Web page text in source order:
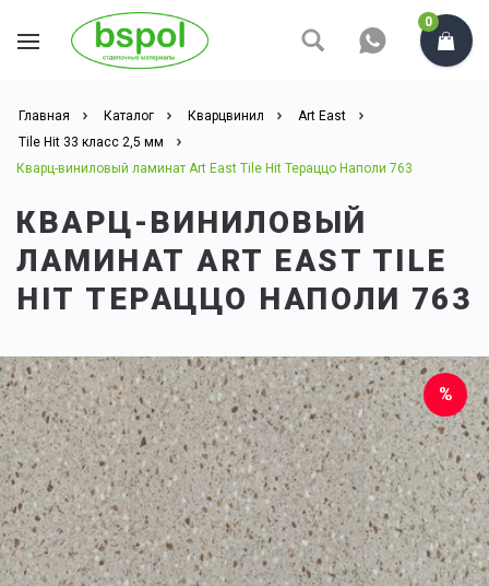
0
Главная Каталог Кварцвинил
Art East
Tile Hit 33 класс 2,5 мм
Кварц-виниловый ламинат Art East Tile Hit Тераццо Наполи 763
КВАРЦ-ВИНИЛОВЫЙ
ЛАМИНАТ ART EAST TILE
HIT ТЕРАЦЦО НАПОЛИ 763